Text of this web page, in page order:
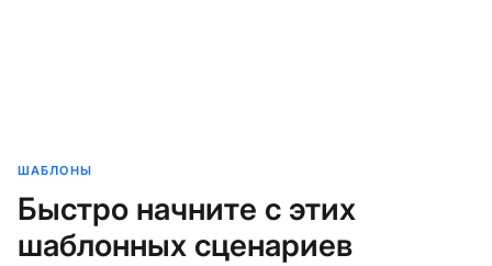
ШАБЛОНЫ
Быстро начните с этих
шаблонных сценариев